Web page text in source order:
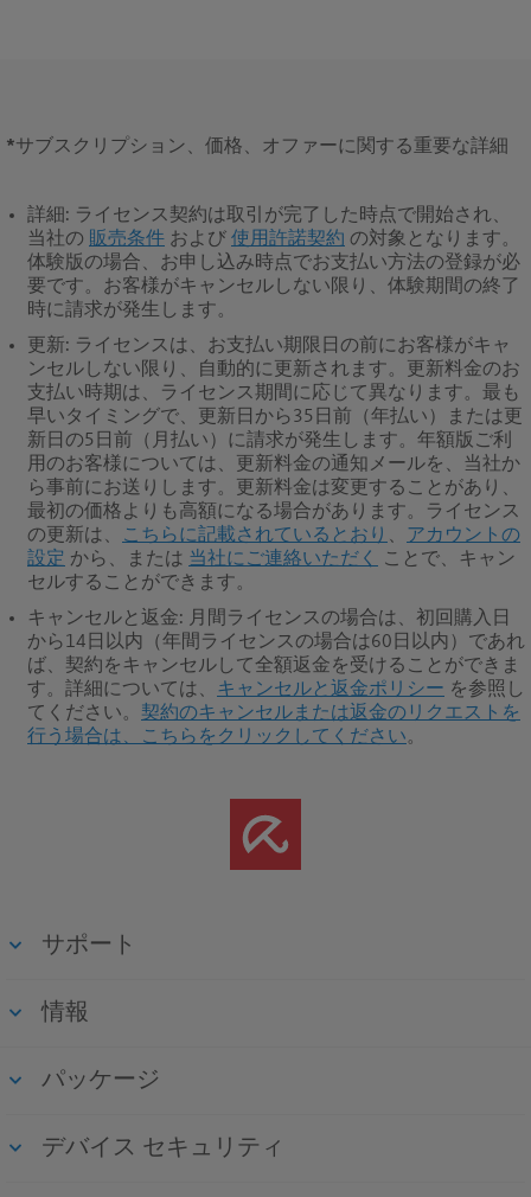
*サブスクリプション、価格、オファーに関する重要な詳細
詳細: ライセンス契約は取引が完了した時点で開始され、
当社の 販売条件 および 使用許諾契約 の対象となります。
体験版の場合、お申し込み時点でお支払い方法の登録が必
要です。お客様がキャンセルしない限り、体験期間の終了
時に請求が発生します。
更新: ライセンスは、お支払い期限日の前にお客様がキャ
ンセルしない限り、自動的に更新されます。更新料金のお
支払い時期は、ライセンス期間に応じて異なります。最も
早いタイミングで、更新日から35日前（年払い）または更
新日の5日前（月払い）に請求が発生します。年額版ご利
用のお客様については、更新料金の通知メールを、当社か
ら事前にお送りします。更新料金は変更することがあり、
最初の価格よりも高額になる場合があります。ライセンス
の更新は、
こちらに記載されているとおり 、 アカウントの
設定 から、または 当社にご連絡いただく
ことで、キャン
セルすることができます。
キャンセルと返金: 月間ライセンスの場合は、初回購入日
から14日以内（年間ライセンスの場合は60日以内）であれ
ば、契約をキャンセルして全額返金を受けることができま
す。 詳細については、 キャンセルと返金ポリシー を参照し
てください。 契約のキャンセルまたは返金のリクエストを
行う場合は、こちらをクリックしてください。
サポート
情報
パッケージ
デバイス セキュリティ